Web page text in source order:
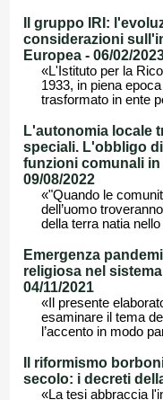
Il gruppo IRI:
considerazioni
Europea - 06/02/
«L'Istituto per la
1933, in piena
trasformato in ente
L'autonomia locale
speciali. L'obbligo
funzioni comunali in
09/08/2022
«"Quando le
dell’uomo
della terra natia
Emergenza
religiosa nel
04/11/2021
«Il presente
esaminare il tema
l’accento in modo
Il riformismo
secolo: i decreti
«La tesi abbraccia